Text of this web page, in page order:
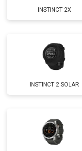
INSTINCT 2X
INSTINCT 2 SOLAR